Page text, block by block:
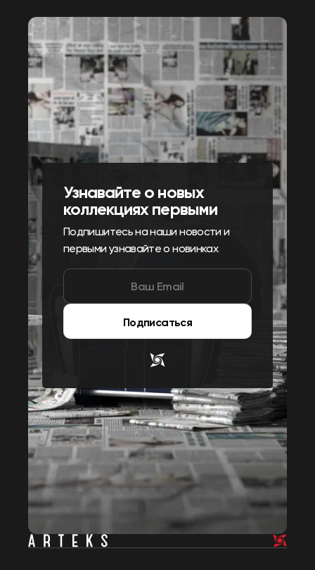
Узнавайте о новых
коллекциях первыми
Подпишитесь на наши новости и
первыми узнавайте о новинках
Подписаться